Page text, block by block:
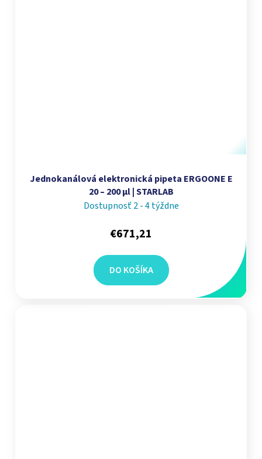
Jednokanálová elektronická pipeta ERGOONE E
20 – 200 µl | STARLAB
Dostupnosť 2 - 4 týždne
€671,21
DO KOŠÍKA